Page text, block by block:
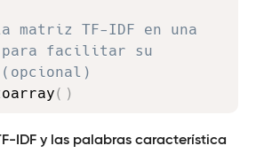
matriz TF-IDF en una
para facilitar su
(opcional)
( )
IDF y las palabras característica